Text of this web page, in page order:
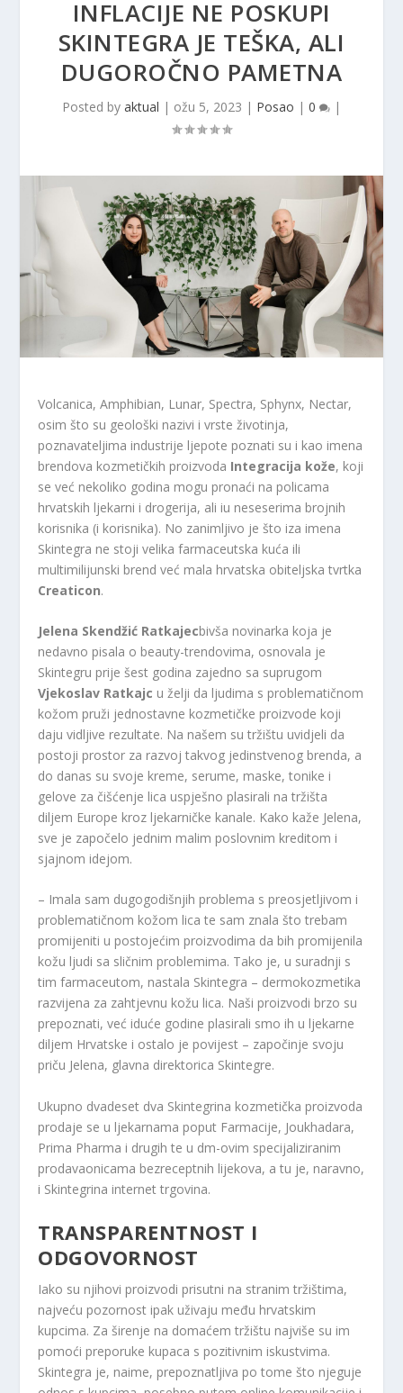
INFLACIJE NE POSKUPI
SKINTEGRA JE TEŠKA, ALI
DUGOROČNO PAMETNA
Posted by aktual | ožu 5, 2023 | Posao | 0 |
Volcanica, Amphibian, Lunar, Spectra, Sphynx, Nectar,
osim što su geološki nazivi i vrste životinja,
poznavateljima industrije ljepote poznati su i kao imena
brendova kozmetičkih proizvoda Integracija kože, koji
se već nekoliko godina mogu pronaći na policama
hrvatskih ljekarni i drogerija, ali iu neseserima brojnih
korisnika (i korisnika). No zanimljivo je što iza imena
Skintegra ne stoji velika farmaceutska kuća ili
multimilijunski brend već mala hrvatska obiteljska tvrtka
Creaticon.
Jelena Skendžić Ratkajecbivša novinarka koja je
nedavno pisala o beauty-trendovima, osnovala je
Skintegru prije šest godina zajedno sa suprugom
Vjekoslav Ratkajc u želji da ljudima s problematičnom
kožom pruži jednostavne kozmetičke proizvode koji
daju vidljive rezultate. Na našem su tržištu uvidjeli da
postoji prostor za razvoj takvog jedinstvenog brenda, a
do danas su svoje kreme, serume, maske, tonike i
gelove za čišćenje lica uspješno plasirali na tržišta
diljem Europe kroz ljekarničke kanale. Kako kaže Jelena,
sve je započelo jednim malim poslovnim kreditom i
sjajnom idejom.
– Imala sam dugogodišnjih problema s preosjetljivom i
problematičnom kožom lica te sam znala što trebam
promijeniti u postojećim proizvodima da bih promijenila
kožu ljudi sa sličnim problemima. Tako je, u suradnji s
tim farmaceutom, nastala Skintegra – dermokozmetika
razvijena za zahtjevnu kožu lica. Naši proizvodi brzo su
prepoznati, već iduće godine plasirali smo ih u ljekarne
diljem Hrvatske i ostalo je povijest – započinje svoju
priču Jelena, glavna direktorica Skintegre.
Ukupno dvadeset dva Skintegrina kozmetička proizvoda
prodaje se u ljekarnama poput Farmacije, Joukhadara,
Prima Pharma i drugih te u dm-ovim specijaliziranim
prodavaonicama bezreceptnih lijekova, a tu je, naravno,
i Skintegrina internet trgovina.
TRANSPARENTNOST I
ODGOVORNOST
Iako su njihovi proizvodi prisutni na stranim tržištima,
najveću pozornost ipak uživaju među hrvatskim
kupcima. Za širenje na domaćem tržištu najviše su im
pomoći preporuke kupaca s pozitivnim iskustvima.
Skintegra je, naime, prepoznatljiva po tome što njeguje